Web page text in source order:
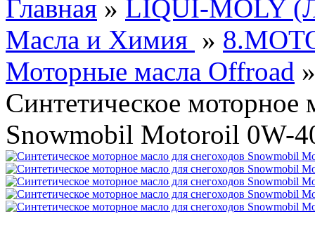
Главная » LIQUI-MOLY
Масла и Химия »
Моторные масла Offroad
Синтетическое моторное
Snowmobil Motoroil 0W-